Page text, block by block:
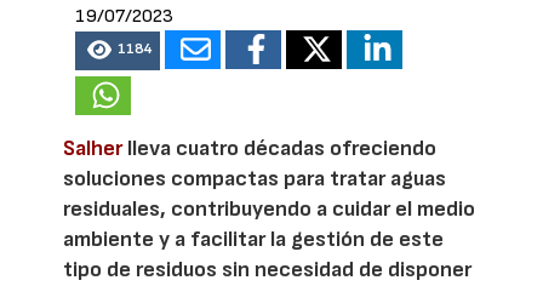
19/07/2023
1184
Salherlleva cuatro décadas ofreciendo
soluciones compactas para tratar aguas
residuales, contribuyendo a cuidar el medio
ambiente y a facilitar la gestión de este
tipo de residuos sin necesidad de disponer